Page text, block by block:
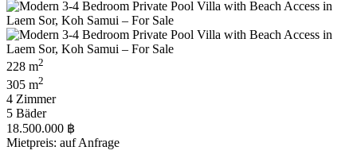
228 m2
305 m2
4 Zimmer
5 Bäder
18.500.000 ฿
Mietpreis: auf Anfrage